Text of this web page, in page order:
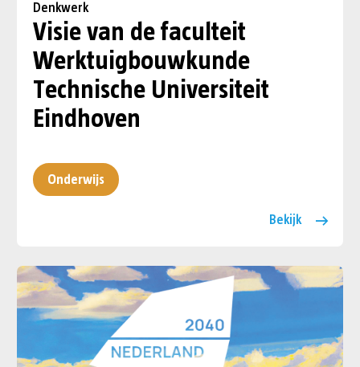
Denkwerk
Visie van de faculteit
Werktuigbouw­kunde
Technische Universiteit
Eindhoven
Onderwijs
Bekijk